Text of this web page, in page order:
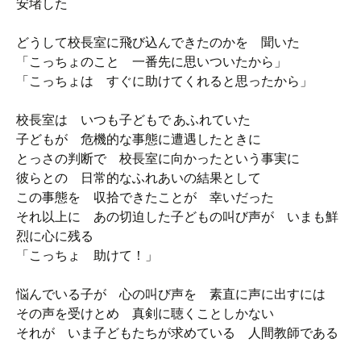
安堵した
どうして校長室に飛び込んできたのかを 聞いた
「こっちょのこと 一番先に思いついたから」
「こっちょは すぐに助けてくれると思ったから」
校長室は いつも子どもで あふれていた
子どもが 危機的な事態に遭遇したときに
とっさの判断で 校長室に向かったという事実に
彼らとの 日常的なふれあいの結果として
この事態を 収拾できたことが 幸いだった
それ以上に あの切迫した子どもの叫び声が いまも鮮
烈に心に残る
「こっちょ 助けて！」
悩んでいる子が 心の叫び声を 素直に声に出すには
その声を受けとめ 真剣に聴くことしかない
それが いま子どもたちが求めている 人間教師である